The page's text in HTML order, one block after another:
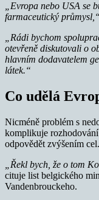
„Evropa nebo USA se
farmaceutický průmysl,“
„Rádi bychom
otevřeně diskutovali o
hlavním dodavatelem
látek.“
Co udělá
Nicméně problém s
komplikuje
odpovědět zvýšením cel.
„Řekl bych, že o tom
cituje list belgického
Vandenbrouckeho.